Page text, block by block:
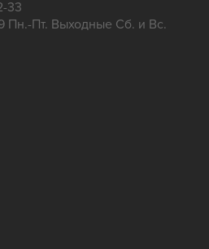
33
Пн.-Пт. Выходные Сб. и Вс.